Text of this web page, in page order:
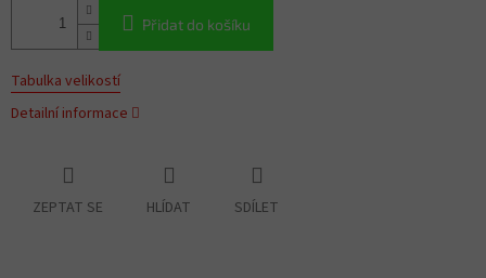
Přidat do košíku
Tabulka velikostí
Detailní informace
ZEPTAT SE HLÍDAT SDÍLET